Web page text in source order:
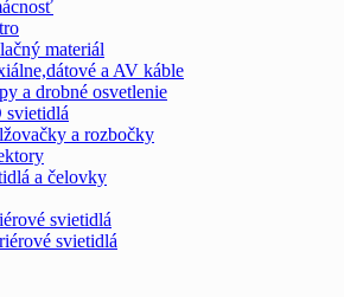
materiál
a AV káble
a drobné osvetlenie
a rozbočky
a čelovky
svietidlá
svietidlá